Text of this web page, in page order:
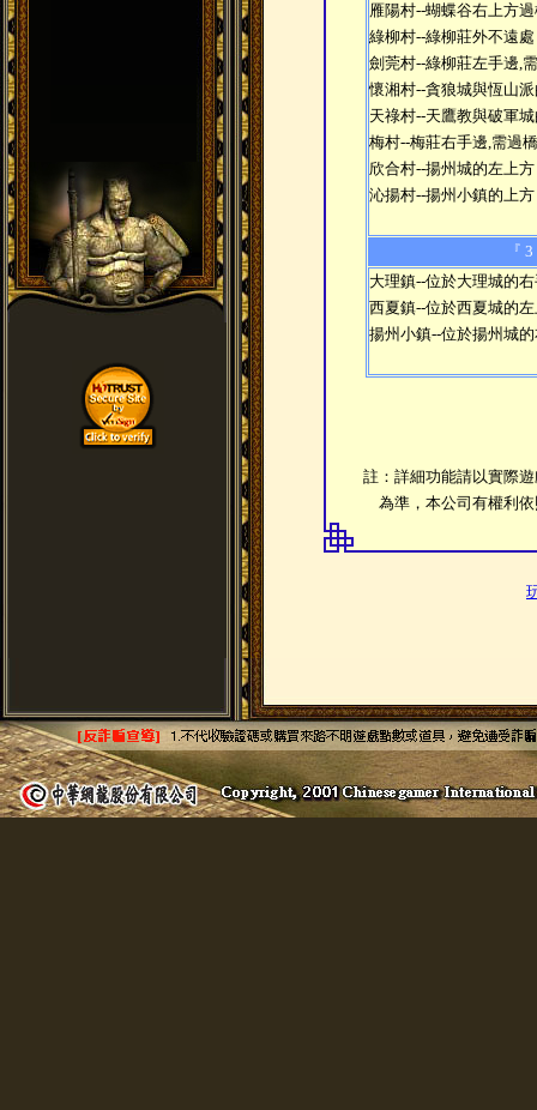
雁陽村--蝴蝶谷右上方
綠柳村--綠柳莊外不遠處
劍莞村--綠柳莊左手邊,
懷湘村--貪狼城與恆山
天祿村--天鷹教與破軍
梅村--梅莊右手邊,需過橋
欣合村--揚州城的左上方
沁揚村--揚州小鎮的上方
『
大理鎮--位於大理城的
西夏鎮--位於西夏城的
揚州小鎮--位於揚州城
註：詳細功能請以實際
為準，本公司有權利